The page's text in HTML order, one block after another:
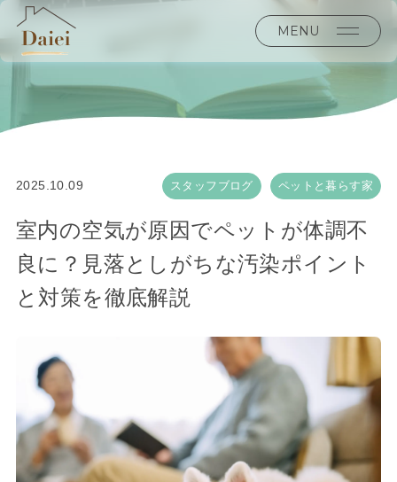
MENU
2025.10.09 スタッフブログ ペットと暮らす家
室内の空気が原因でペットが体調不
良に？見落としがちな汚染ポイント
と対策を徹底解説